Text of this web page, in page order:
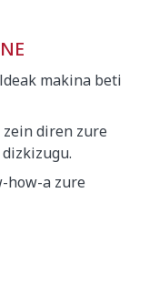
makina beti
zein diren zure
how-a zure